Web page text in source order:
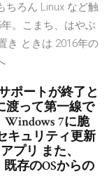
ろん Linux など触
。こまち、はやぶ
き ときは 2016年の
ポートが終了と
渡って第一線で
Windows 7に脆
キュリティ更新
プリ また、
存のOSからの